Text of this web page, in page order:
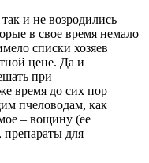
и не возродились
в свое время немало
списки хозяев
цене. Да и
при
время до сих пор
пчеловодам, как
– вощину (ее
препараты для